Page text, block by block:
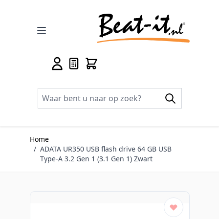
Home
/ ADATA UR350 USB flash drive 64 GB USB
Type-A 3.2 Gen 1 (3.1 Gen 1) Zwart